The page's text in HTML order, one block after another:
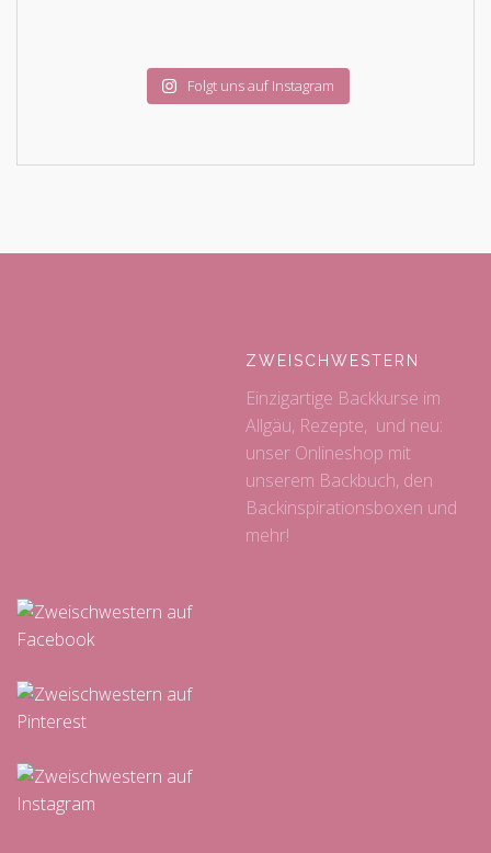
Folgt uns auf Instagram
ZWEISCHWESTERN
Einzigartige Backkurse im
Allgäu, Rezepte, und neu:
unser Onlineshop mit
unserem Backbuch, den
Backinspirationsboxen und
mehr!